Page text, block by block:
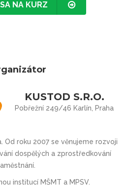
NA KURZ
KUSTOD S.R.O.
Pobřežní 249/46 Karlín, Praha
Od roku 2007 se věnujeme rozvoji
dospělých a zprostředkování
institucí MŠMT a MPSV.